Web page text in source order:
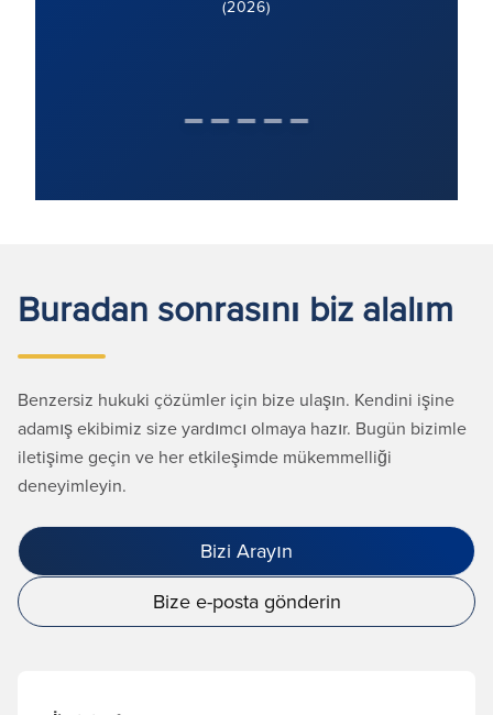
(2026)
Buradan sonrasını biz alalım
Benzersiz hukuki çözümler için bize ulaşın. Kendini işine
adamış ekibimiz size yardımcı olmaya hazır. Bugün bizimle
iletişime geçin ve her etkileşimde mükemmelliği
deneyimleyin.
Bizi Arayın
Bize e-posta gönderin